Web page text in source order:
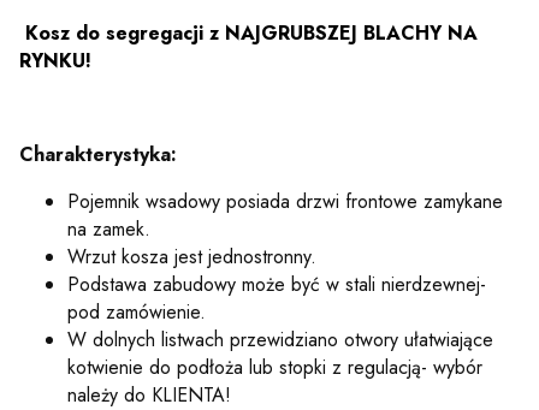
Kosz do segregacji z NAJGRUBSZEJ BLACHY NA
RYNKU!
Charakterystyka:
Pojemnik wsadowy posiada drzwi frontowe zamykane
na zamek.
Wrzut kosza jest jednostronny.
Podstawa zabudowy może być w stali nierdzewnej-
pod zamówienie.
W dolnych listwach przewidziano otwory ułatwiające
kotwienie do podłoża lub stopki z regulacją- wybór
należy do KLIENTA!